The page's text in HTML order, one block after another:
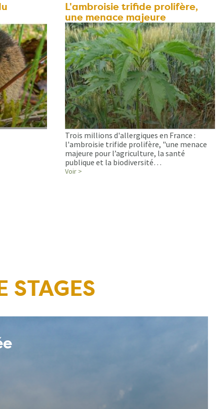
L'ambroisie trifide prolifère,
une menace majeure
Trois millions d'allergiques en France :
l'ambroisie trifide prolifère, "une menace
majeure pour l’agriculture, la santé
publique et la biodiversité…
Voir >
STAGES
Vertébrés